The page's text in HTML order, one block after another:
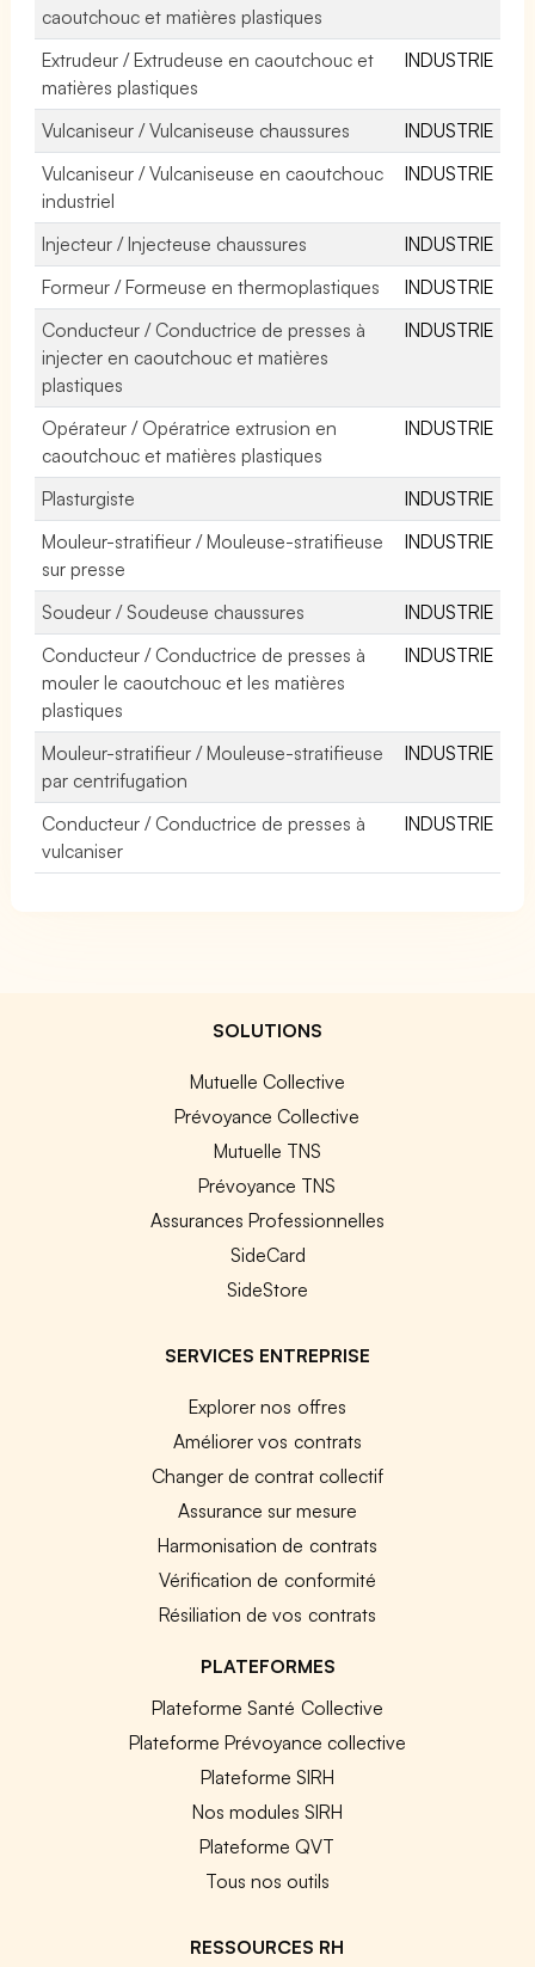
caoutchouc et matières plastiques
Extrudeur / Extrudeuse en caoutchouc et
matières plastiques
INDUSTRIE
Vulcaniseur / Vulcaniseuse chaussures
INDUSTRIE
Vulcaniseur / Vulcaniseuse en caoutchouc
industriel
INDUSTRIE
Injecteur / Injecteuse chaussures
INDUSTRIE
Formeur / Formeuse en thermoplastiques
INDUSTRIE
Conducteur / Conductrice de presses à
injecter en caoutchouc et matières
plastiques
INDUSTRIE
Opérateur / Opératrice extrusion en
caoutchouc et matières plastiques
INDUSTRIE
Plasturgiste
INDUSTRIE
Mouleur-stratifieur / Mouleuse-stratifieuse
sur presse
INDUSTRIE
Soudeur / Soudeuse chaussures
INDUSTRIE
Conducteur / Conductrice de presses à
mouler le caoutchouc et les matières
plastiques
INDUSTRIE
Mouleur-stratifieur / Mouleuse-stratifieuse
par centrifugation
INDUSTRIE
Conducteur / Conductrice de presses à
vulcaniser
INDUSTRIE
SOLUTIONS
Mutuelle Collective
Prévoyance Collective
Mutuelle TNS
Prévoyance TNS
Assurances Professionnelles
SideCard
SideStore
SERVICES ENTREPRISE
Explorer nos offres
Améliorer vos contrats
Changer de contrat collectif
Assurance sur mesure
Harmonisation de contrats
Vérification de conformité
Résiliation de vos contrats
PLATEFORMES
Plateforme Santé Collective
Plateforme Prévoyance collective
Plateforme SIRH
Nos modules SIRH
Plateforme QVT
Tous nos outils
RESSOURCES RH